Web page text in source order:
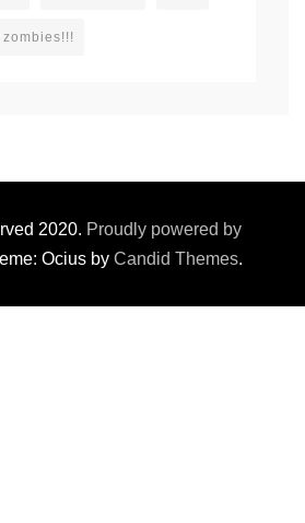
zombies!!!
2020. Proudly powered by
Ocius by Candid Themes.